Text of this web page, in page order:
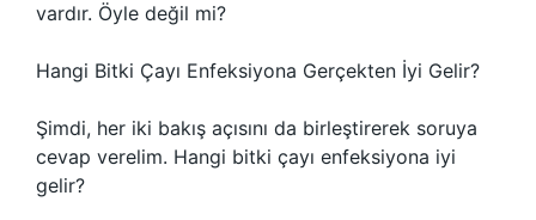
vardır. Öyle değil mi?
Hangi Bitki Çayı Enfeksiyona Gerçekten İyi Gelir?
Şimdi, her iki bakış açısını da birleştirerek soruya
cevap verelim. Hangi bitki çayı enfeksiyona iyi
gelir?